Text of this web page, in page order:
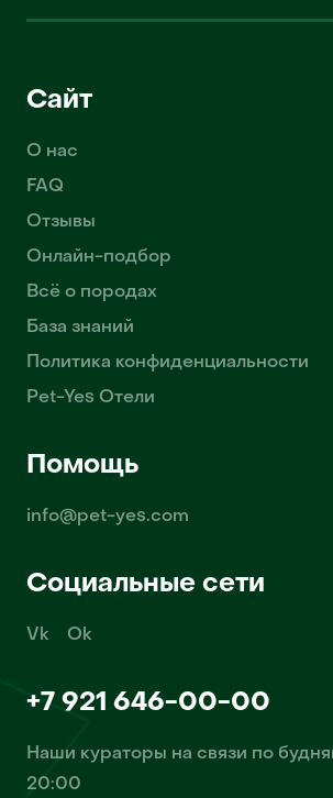
Сайт
О нас
FAQ
Отзывы
Онлайн-подбор
Всё о породах
База знаний
Политика конфиденциальности
Pet-Yes Отели
Помощь
info@pet-yes.com
Социальные сети
Vk Ok
+7 921 646-00-00
Наши кураторы на связи по
20:00